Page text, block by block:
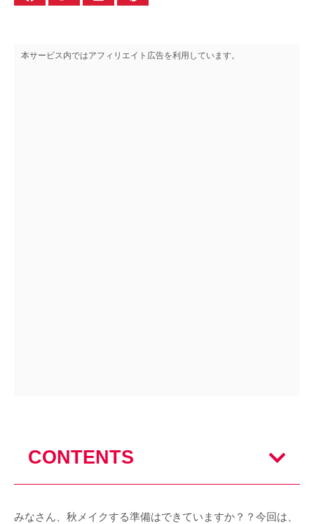
本サービス内ではアフィリエイト広告を利用しています。
CONTENTS
みなさん、秋メイクする準備はできていますか？？今回は、